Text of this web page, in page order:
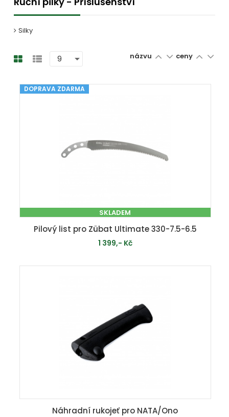
Silky
názvu ceny
DOPRAVA ZDARMA
SKLADEM
Pilový list pro Zübat Ultimate 330-7.5-6.5
1 399,- Kč
Náhradní rukojeť pro NATA/Ono